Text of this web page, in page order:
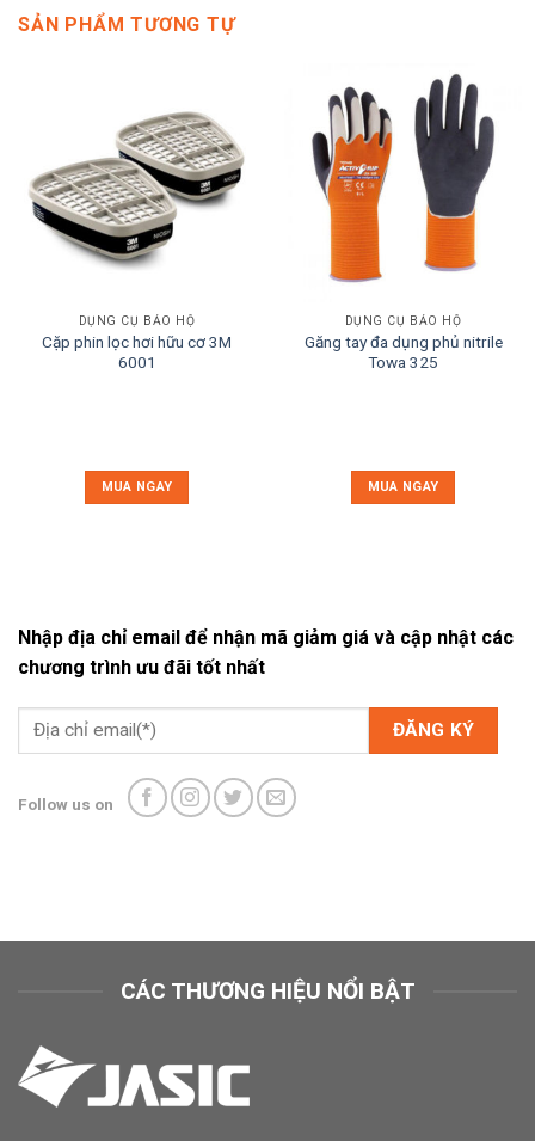
SẢN PHẨM TƯƠNG TỰ
DỤNG CỤ BẢO HỘ
Cặp phin lọc hơi hữu cơ 3M
6001
MUA NGAY
DỤNG CỤ BẢO HỘ
Găng tay đa dụng phủ nitrile
Towa 325
MUA NGAY
Nhập địa chỉ email để nhận mã giảm giá và cập nhật các
chương trình ưu đãi tốt nhất
Follow us on
CÁC THƯƠNG HIỆU NỔI BẬT